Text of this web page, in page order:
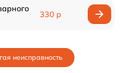
330 р
неисправность